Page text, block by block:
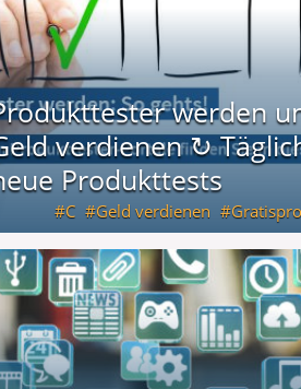
werden
verdienen ↻
Produkttests
C Geld verdienen
neue Produkttests